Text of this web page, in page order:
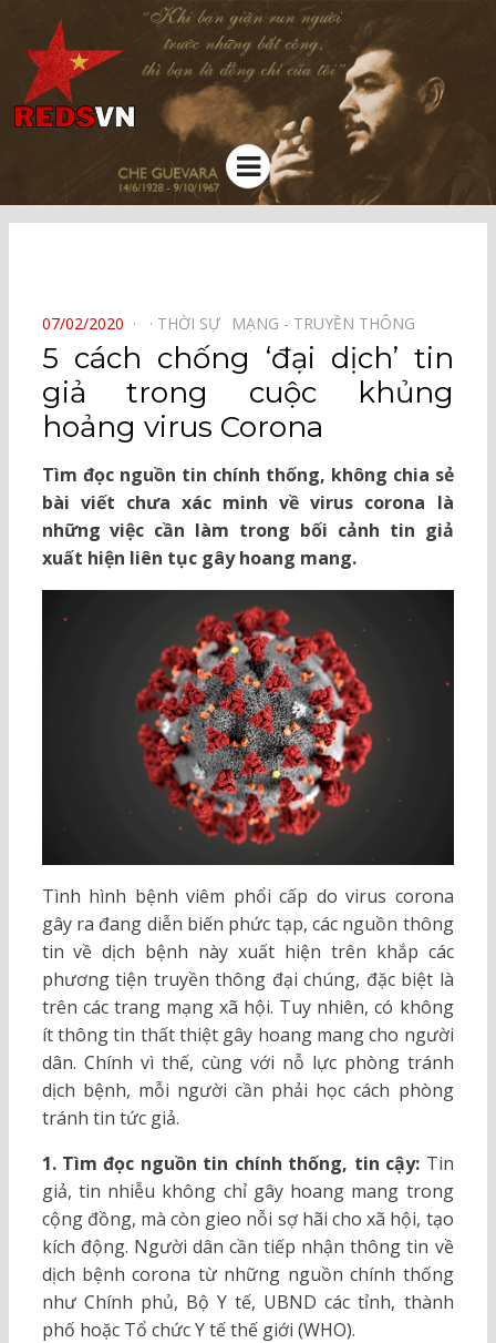
Kênh chia sẻ tri thức cộng đồng
Menu
POSTED
ON
07/02/2020 THỜI SỰ⠀ MẠNG - TRUYỀN THÔNG⠀
5 cách chống ‘đại dịch’ tin
giả trong cuộc khủng
hoảng virus Corona
Tìm đọc nguồn tin chính thống, không chia sẻ
bài viết chưa xác minh về virus corona là
những việc cần làm trong bối cảnh tin giả
xuất hiện liên tục gây hoang mang.
Tình hình bệnh viêm phổi cấp do virus corona
gây ra đang diễn biến phức tạp, các nguồn thông
tin về dịch bệnh này xuất hiện trên khắp các
phương tiện truyền thông đại chúng, đặc biệt là
trên các trang mạng xã hội. Tuy nhiên, có không
ít thông tin thất thiệt gây hoang mang cho người
dân. Chính vì thế, cùng với nỗ lực phòng tránh
dịch bệnh, mỗi người cần phải học cách phòng
tránh tin tức giả.
1. Tìm đọc nguồn tin chính thống, tin cậy: Tin
giả, tin nhiễu không chỉ gây hoang mang trong
cộng đồng, mà còn gieo nỗi sợ hãi cho xã hội, tạo
kích động. Người dân cần tiếp nhận thông tin về
dịch bệnh corona từ những nguồn chính thống
như Chính phủ, Bộ Y tế, UBND các tỉnh, thành
phố hoặc Tổ chức Y tế thế giới (WHO).